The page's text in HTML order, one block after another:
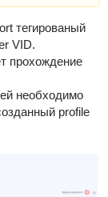
тегированый
VID.
прохождение
необходимо
profile